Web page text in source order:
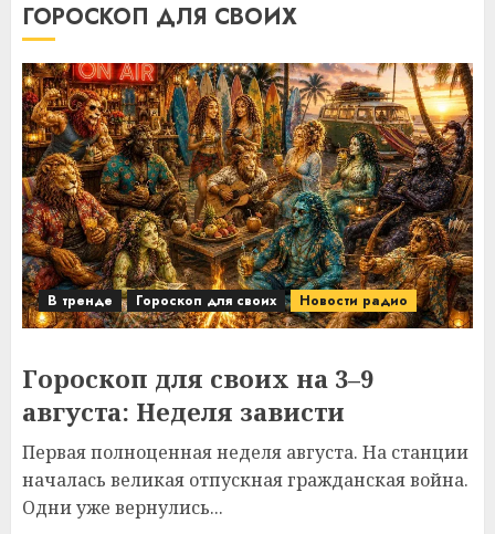
ГОРОСКОП ДЛЯ СВОИХ
В тренде Гороскоп для своих Новости радио
Гороскоп для своих на 3–9
августа: Неделя зависти
Первая полноценная неделя августа. На станции
началась великая отпускная гражданская война.
Одни уже вернулись...